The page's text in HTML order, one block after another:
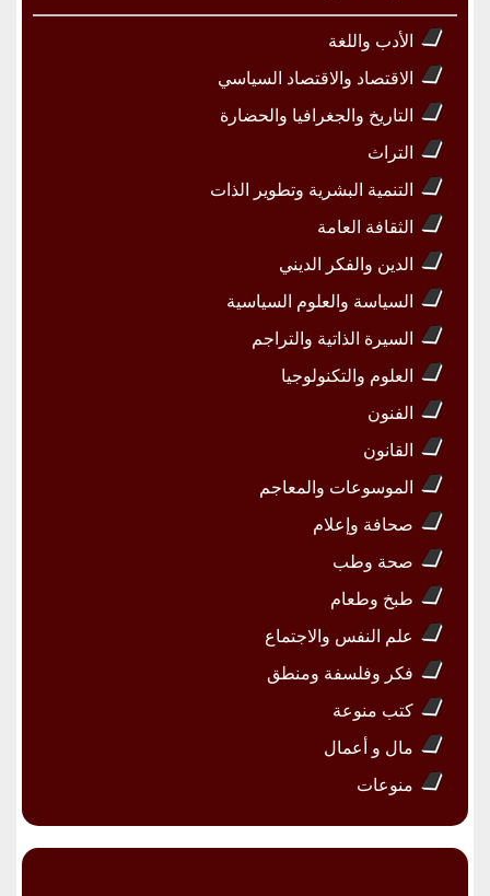
الأدب واللغة
الاقتصاد والاقتصاد السياسي
التاريخ والجغرافيا والحضارة
التراث
التنمية البشرية وتطوير الذات
الثقافة العامة
الدين والفكر الديني
السياسة والعلوم السياسية
السيرة الذاتية والتراجم
العلوم والتكنولوجيا
الفنون
القانون
الموسوعات والمعاجم
صحافة وإعلام
صحة وطب
طبخ وطعام
علم النفس والاجتماع
فكر وفلسفة ومنطق
كتب منوعة
مال و أعمال
منوعات